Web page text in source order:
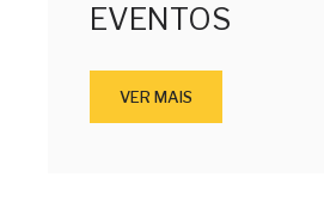
EVENTOS
VER MAIS